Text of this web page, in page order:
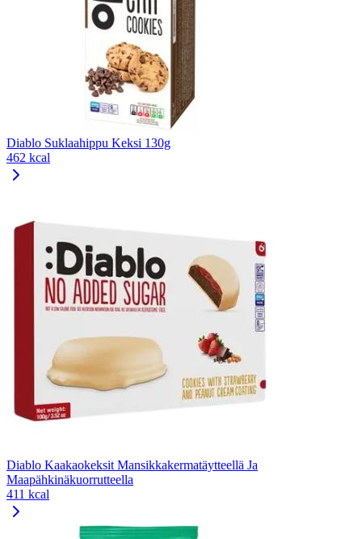
Diablo Suklaahippu Keksi 130g
462 kcal
Diablo Kaakaokeksit Mansikkakermatäytteellä Ja
Maapähkinäkuorrutteella
411 kcal